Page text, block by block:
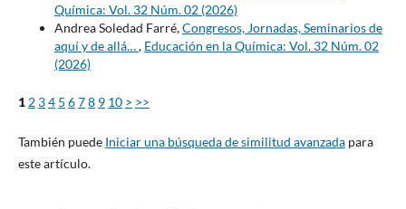
Química: Vol. 32 Núm. 02 (2026)
Andrea Soledad Farré,Congresos, Jornadas, Seminarios de
aquí y de allá…, Educación en la Química: Vol. 32 Núm. 02
(2026)
1 2 34 5 678 9 10 > >>
También puede Iniciar una búsqueda de similitud avanzadapara
este artículo.